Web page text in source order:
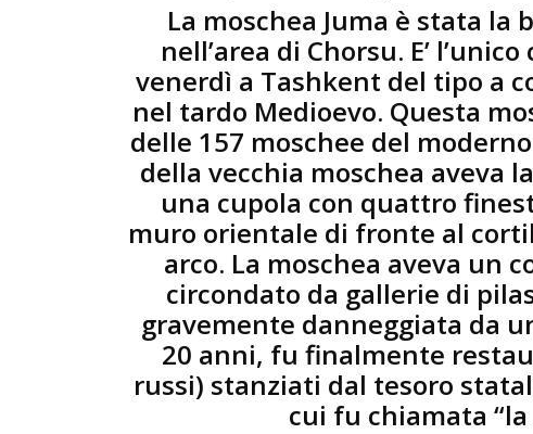
La moschea Juma è stata la
nell’area di Chorsu. E’
venerdì a Tashkent del tipo a
nel tardo Medioevo. Questa
delle 157 moschee del
della vecchia moschea aveva
una cupola con quattro
muro orientale di fronte al
arco. La moschea aveva un
circondato da gallerie di
gravemente danneggiata da
20 anni, fu finalmente
russi) stanziati dal tesoro
cui fu chiamata